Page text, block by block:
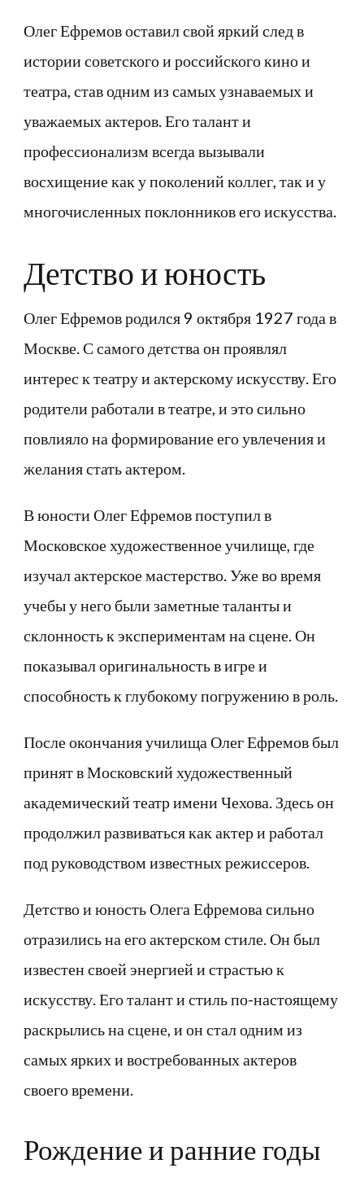
Олег Ефремов оставил свой яркий след в
истории советского и российского кино и
театра, став одним из самых узнаваемых и
уважаемых актеров. Его талант и
профессионализм всегда вызывали
восхищение как у поколений коллег, так и у
многочисленных поклонников его искусства.
Детство и юность
Олег Ефремов родился 9 октября 1927 года в
Москве. С самого детства он проявлял
интерес к театру и актерскому искусству. Его
родители работали в театре, и это сильно
повлияло на формирование его увлечения и
желания стать актером.
В юности Олег Ефремов поступил в
Московское художественное училище, где
изучал актерское мастерство. Уже во время
учебы у него были заметные таланты и
склонность к экспериментам на сцене. Он
показывал оригинальность в игре и
способность к глубокому погружению в роль.
После окончания училища Олег Ефремов был
принят в Московский художественный
академический театр имени Чехова. Здесь он
продолжил развиваться как актер и работал
под руководством известных режиссеров.
Детство и юность Олега Ефремова сильно
отразились на его актерском стиле. Он был
известен своей энергией и страстью к
искусству. Его талант и стиль по-настоящему
раскрылись на сцене, и он стал одним из
самых ярких и востребованных актеров
своего времени.
Рождение и ранние годы